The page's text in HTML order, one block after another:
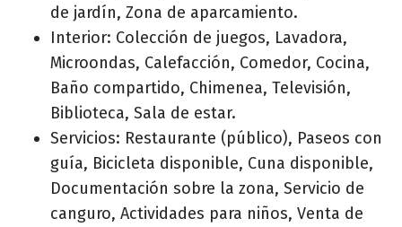
de jardín, Zona de aparcamiento.
Interior: Colección de juegos, Lavadora,
Microondas, Calefacción, Comedor, Cocina,
Baño compartido, Chimenea, Televisión,
Biblioteca, Sala de estar.
Servicios: Restaurante (público), Paseos con
guía, Bicicleta disponible, Cuna disponible,
Documentación sobre la zona, Servicio de
canguro, Actividades para niños, Venta de